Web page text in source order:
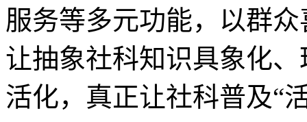
服务等多元功能，以群
让抽象社科知识具象化
活化，真正让社科普及“